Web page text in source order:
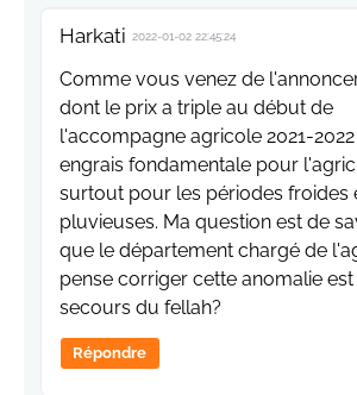
Harkati 2022-01-02 22:45:24
Comme vous venez de
dont le prix a triple au début de
l'accompagne agricole 2021-
engrais fondamentale pour
surtout pour les périodes froides
pluvieuses. Ma question est de
que le département chargé de
pense corriger cette anomalie est
secours du fellah?
Répondre